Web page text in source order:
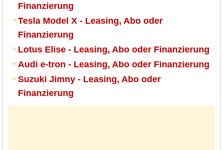
Finanzierung
Tesla Model X - Leasing, Abo oder
Finanzierung
Lotus Elise - Leasing, Abo oder Finanzierung
Audi e-tron - Leasing, Abo oder Finanzierung
Suzuki Jimny - Leasing, Abo oder
Finanzierung